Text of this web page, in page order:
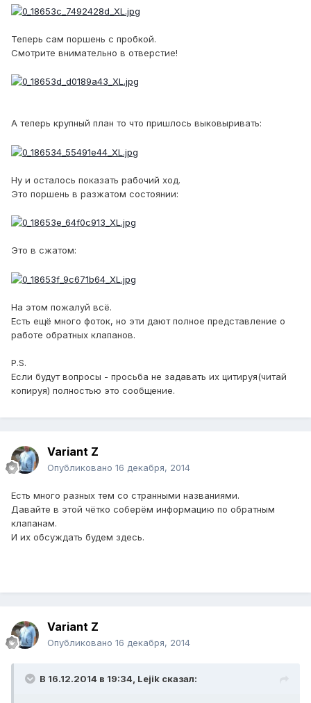
Теперь сам поршень с пробкой.
Смотрите внимательно в отверстие!
А теперь крупный план то что пришлось выковыривать:
Ну и осталось показать рабочий ход.
Это поршень в разжатом состоянии:
Это в сжатом:
На этом пожалуй всё.
Есть ещё много фоток, но эти дают полное представление о
работе обратных клапанов.
P.S.
Если будут вопросы - просьба не задавать их цитируя(читай
копируя) полностью это сообщение.
Variant Z
Опубликовано 16 декабря, 2014
Есть много разных тем со странными названиями.
Давайте в этой чётко соберём информацию по обратным
клапанам.
И их обсуждать будем здесь.
Variant Z
Опубликовано 16 декабря, 2014
В 16.12.2014 в 19:34, Lejik сказал: